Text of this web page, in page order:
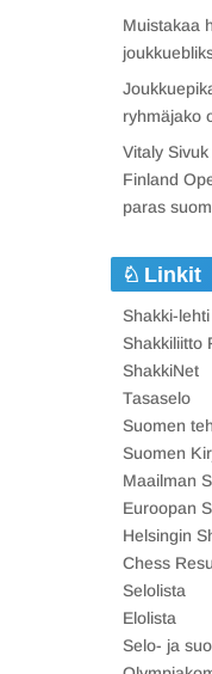
Muistakaa
ryhmäjako
Vitaly
Finland
paras
Linkit
Shakki-lehti
Shakkiliitto
ShakkiNet
Tasaselo
Suomen
Suomen
Maailman
Euroopan
Helsingin
Chess
Selolista
Elolista
Selo- ja